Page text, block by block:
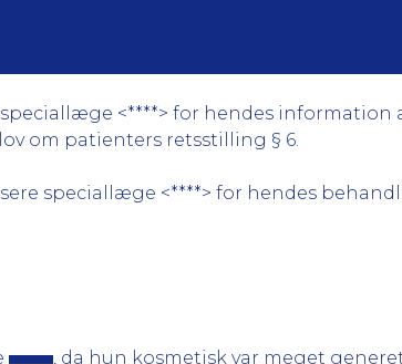
<****> for hendes information
om patienters retsstilling § 6.
speciallæge <****> for hendes
, da hun kosmetisk var meget